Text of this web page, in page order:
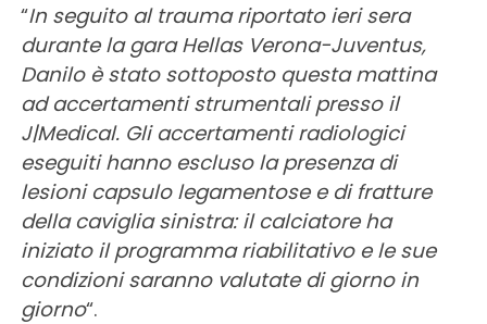
“In seguito al trauma riportato ieri sera
durante la gara Hellas Verona-Juventus,
Danilo è stato sottoposto questa mattina
ad accertamenti strumentali presso il
J|Medical. Gli accertamenti radiologici
eseguiti hanno escluso la presenza di
lesioni capsulo legamentose e di fratture
della caviglia sinistra: il calciatore ha
iniziato il programma riabilitativo e le sue
condizioni saranno valutate di giorno in
giorno“.